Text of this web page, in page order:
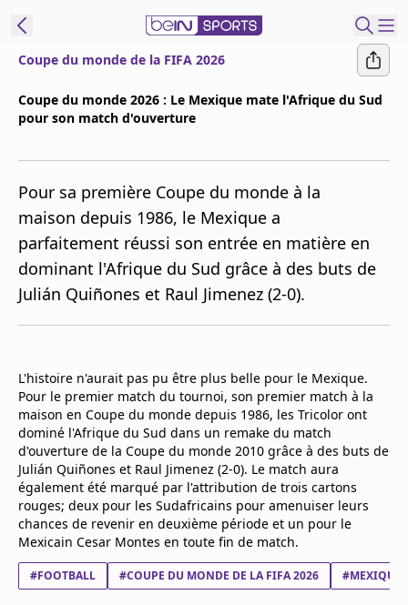
Replays
Podcasts
En Direct
Gérer les
Contactez nous
beINSPIRED
CGU
Mentions légales
Cookies
Protection des données
Paramétrer mon consentement
Coupe du monde de la FIFA 2026
Coupe du monde 2026 : Le Mexique mate l'Afrique du Sud
pour son match d'ouverture
Pour sa première Coupe du monde à la
maison depuis 1986, le Mexique a
parfaitement réussi son entrée en matière en
dominant l'Afrique du Sud grâce à des buts de
Julián Quiñones et Raul Jimenez (2-0).
L'histoire n'aurait pas pu être plus belle pour le Mexique.
Pour le premier match du tournoi, son premier match à la
maison en Coupe du monde depuis 1986, les Tricolor ont
dominé l'Afrique du Sud dans un remake du match
d'ouverture de la Coupe du monde 2010 grâce à des buts de
Julián Quiñones et Raul Jimenez (2-0). Le match aura
également été marqué par l'attribution de trois cartons
rouges; deux pour les Sudafricains pour amenuiser leurs
chances de revenir en deuxième période et un pour le
Mexicain Cesar Montes en toute fin de match.
#FOOTBALL #COUPE DU MONDE DE LA FIFA 2026 #MEXIQUE